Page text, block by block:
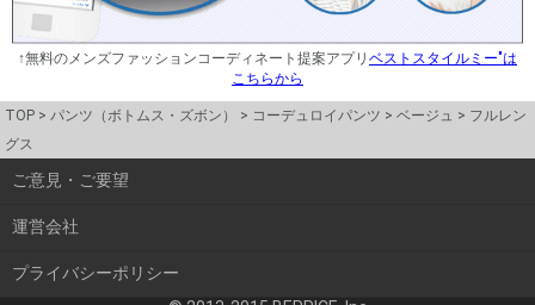
↑無料のメンズファッションコーディネート提案アプリ ベストスタイルミー"は
こちらから
TOP パンツ（ボトムス・ズボン） コーデュロイパンツ ベージュ
フルレン
グス
ご意見・ご要望
運営会社
プライバシーポリシー